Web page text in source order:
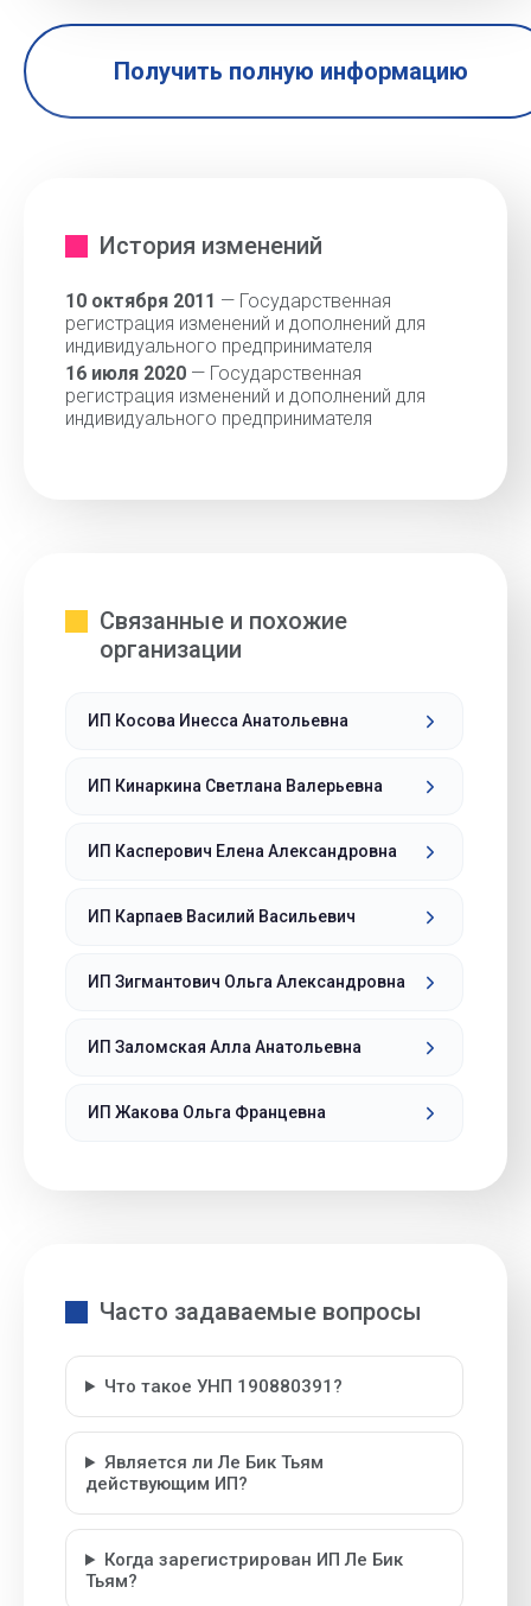
Получить полную информацию
История изменений
10 октября 2011 — Государственная
регистрация изменений и дополнений для
индивидуального предпринимателя
16 июля 2020 — Государственная
регистрация изменений и дополнений для
индивидуального предпринимателя
Связанные и похожие
организации
ИП Косова Инесса Анатольевна
ИП Кинаркина Светлана Валерьевна
ИП Касперович Елена Александровна
ИП Карпаев Василий Васильевич
ИП Зигмантович Ольга Александровна
ИП Заломская Алла Анатольевна
ИП Жакова Ольга Францевна
Часто задаваемые вопросы
Что такое УНП 190880391?
Является ли Ле Бик Тьям
действующим ИП?
Когда зарегистрирован ИП Ле Бик
Тьям?